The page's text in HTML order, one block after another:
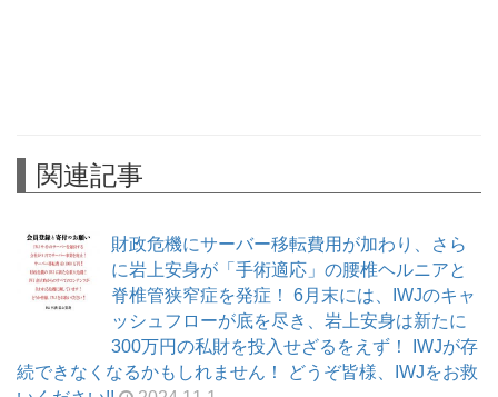
関連記事
財政危機にサーバー移転費用が加わり、さら
に岩上安身が「手術適応」の腰椎ヘルニアと
脊椎管狭窄症を発症！ 6月末には、IWJのキャ
ッシュフローが底を尽き、岩上安身は新たに
300万円の私財を投入せざるをえず！ IWJが存
続できなくなるかもしれません！ どうぞ皆様、IWJをお救